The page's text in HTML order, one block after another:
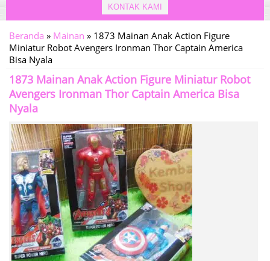
KONTAK KAMI
Beranda » Mainan » 1873 Mainan Anak Action Figure
Miniatur Robot Avengers Ironman Thor Captain America
Bisa Nyala
1873 Mainan Anak Action Figure Miniatur Robot
Avengers Ironman Thor Captain America Bisa
Nyala